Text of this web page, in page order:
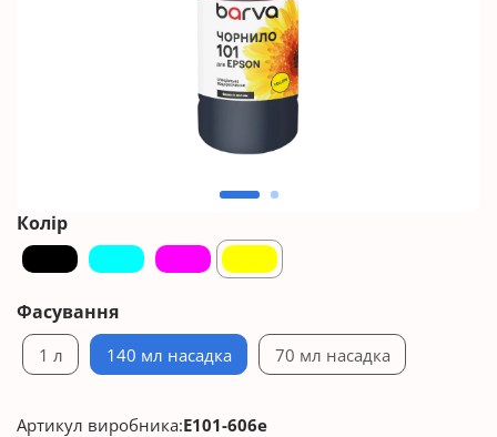
Колір
Фасування
1 л 140 мл насадка 70 мл насадка
Артикул виробника:E101-606e